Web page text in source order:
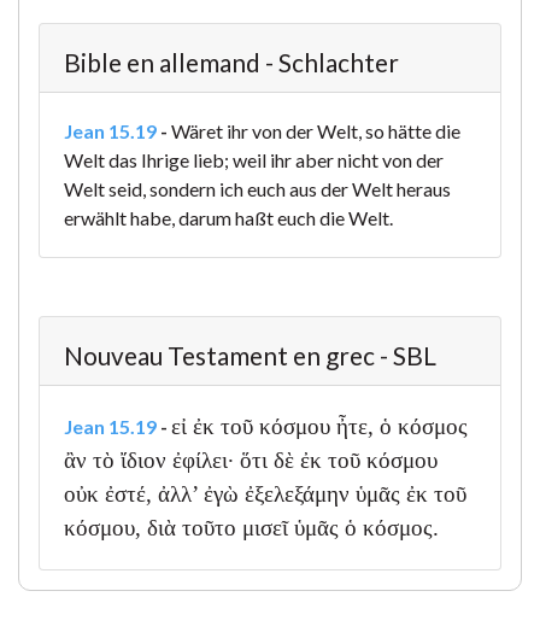
Bible en allemand - Schlachter
Jean 15.19 - Wäret ihr von der Welt, so hätte die
Welt das Ihrige lieb; weil ihr aber nicht von der
Welt seid, sondern ich euch aus der Welt heraus
erwählt habe, darum haßt euch die Welt.
Nouveau Testament en grec - SBL
Jean 15.19 - εἰ ἐκ τοῦ κόσμου ἦτε, ὁ κόσμος
ἂν τὸ ἴδιον ἐφίλει· ὅτι δὲ ἐκ τοῦ κόσμου
οὐκ ἐστέ, ἀλλ’ ἐγὼ ἐξελεξάμην ὑμᾶς ἐκ τοῦ
κόσμου, διὰ τοῦτο μισεῖ ὑμᾶς ὁ κόσμος.